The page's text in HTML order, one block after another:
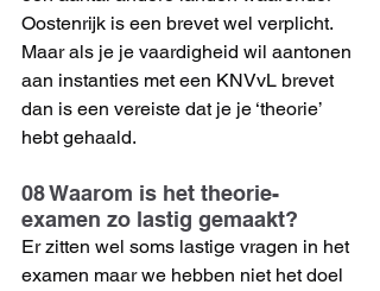
Oostenrijk is een brevet wel verplicht.
Maar als je je vaardigheid wil aantonen
aan instanties met een KNVvL brevet
dan is een vereiste dat je je ‘theorie’
hebt gehaald.
08 Waarom is het theorie-
examen zo lastig gemaakt?
Er zitten wel soms lastige vragen in het
examen maar we hebben niet het doel